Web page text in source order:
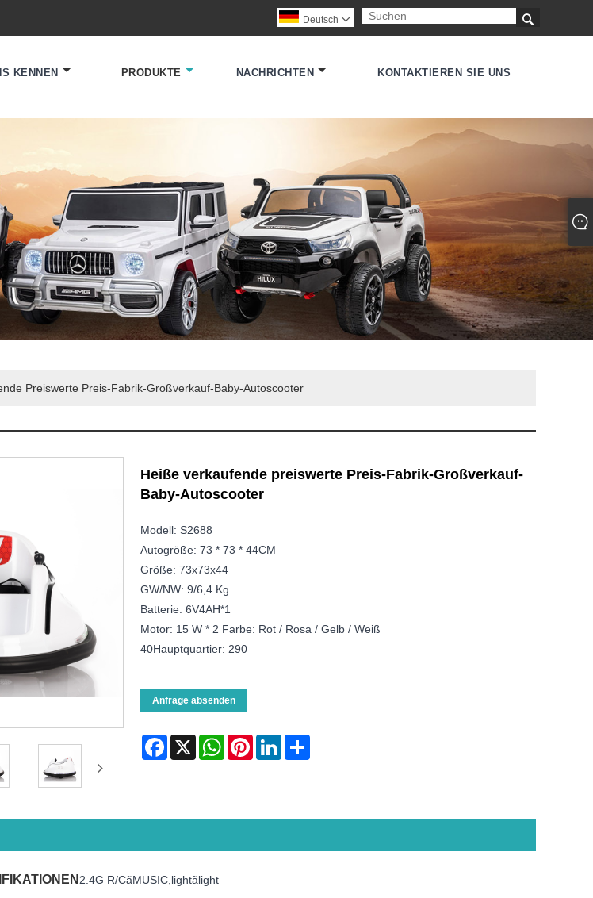

Deutsch 
KENNEN PRODUKTE NACHRICHTEN KONTAKTIEREN SIE UNS
Preiswerte Preis-Fabrik-Großverkauf-Baby-Autoscooter
Heiße verkaufende preiswerte Preis-Fabrik-Großverkauf-
Baby-Autoscooter
Modell: S2688
Autogröße: 73 * 73 * 44CM
Größe: 73x73x44
GW/NW: 9/6,4 Kg
Batterie: 6V4AH*1
Motor: 15 W * 2 Farbe: Rot / Rosa / Gelb / Weiß
40Hauptquartier: 290
Anfrage absenden
Facebook
X WhatsAppPinterestLinkedInShare
2.4G R/CãMUSIC,lightãlight